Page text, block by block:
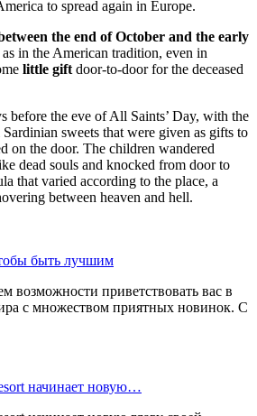
to spread again in Europe.
the end of October and the early
as in the American tradition, even in
little gift door-to-door for the deceased
before the eve of All Saints’ Day, with the
sweets that were given as gifts to
on the door. The children wandered
dead souls and knocked from door to
that varied according to the place, a
between heaven and hell.
быть лучшим
возможности приветствовать вас в
с множеством приятных новинок. С
начинает новую…